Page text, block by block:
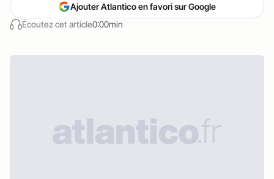
Écoutez cet article0:00min
Ajouter Atlantico en favori sur Google